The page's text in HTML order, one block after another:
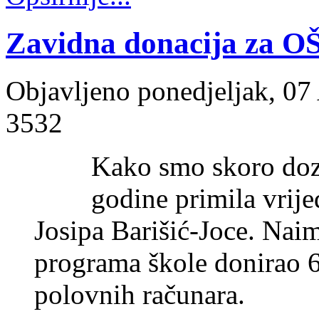
Zavidna donacija za
Objavljeno ponedjeljak,
3532
Kako smo skoro
godine primila
Josipa Barišić-Joce.
programa škole donirao
polovnih računara.